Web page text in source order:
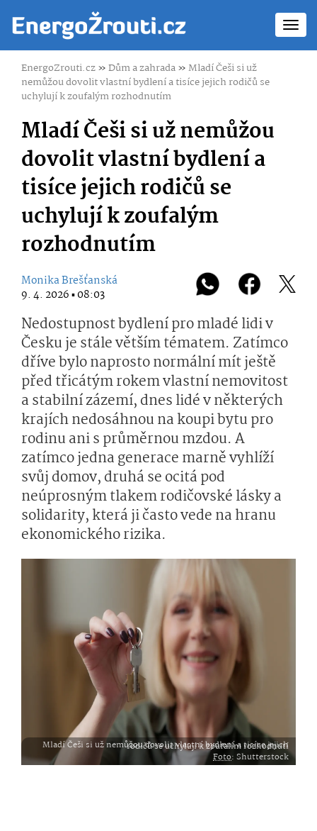
EnergoZrouti.cz»Dům a zahrada»Mladí Češi si už
nemůžou dovolit vlastní bydlení a tisíce jejich rodičů se
uchylují k zoufalým rozhodnutím
Mladí Češi si už nemůžou
dovolit vlastní bydlení a
tisíce jejich rodičů se
uchylují k zoufalým
rozhodnutím
Monika Brešťanská
9. 4. 2026 ▪ 08:03
Nedostupnost bydlení pro mladé lidi v
Česku je stále větším tématem. Zatímco
dříve bylo naprosto normální mít ještě
před třicátým rokem vlastní nemovitost
a stabilní zázemí, dnes lidé v některých
krajích nedosáhnou na koupi bytu pro
rodinu ani s průměrnou mzdou. A
zatímco jedna generace marně vyhlíží
svůj domov, druhá se ocitá pod
neúprosným tlakem rodičovské lásky a
solidarity, která ji často vede na hranu
ekonomického rizika.
Mladí Češi si už nemůžou dovolit vlastní bydlení a tisíce jejich rodičů se uchylují k zoufalím rozhodnutí
Foto: Shutterstock